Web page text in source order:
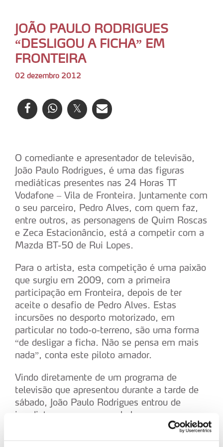
JOÃO PAULO RODRIGUES
“DESLIGOU A FICHA” EM
FRONTEIRA
02 dezembro 2012
O comediante e apresentador de televisão,
João Paulo Rodrigues, é uma das figuras
mediáticas presentes nas 24 Horas TT
Vodafone – Vila de Fronteira. Juntamente com
o seu parceiro, Pedro Alves, com quem faz,
entre outros, as personagens de Quim Roscas
e Zeca Estacionâncio, está a competir com a
Mazda BT-50 de Rui Lopes.
Para o artista, esta competição é uma paixão
que surgiu em 2009, com a primeira
participação em Fronteira, depois de ter
aceite o desafio de Pedro Alves. Estas
incursões no desporto motorizado, em
particular no todo-o-terreno, são uma forma
“de desligar a ficha. Não se pensa em mais
nada”, conta este piloto amador.
Vindo diretamente de um programa de
televisão que apresentou durante a tarde de
sábado, João Paulo Rodrigues entrou de
imediato para o carro mal chegou ao
Terródromo de Fronteira e teve de fazer um
turno de quase três horas à noite.